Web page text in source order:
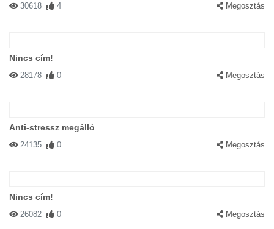
30618 4 Megosztás
Nincs cím!
28178 0 Megosztás
Anti-stressz megálló
24135 0 Megosztás
Nincs cím!
26082 0 Megosztás